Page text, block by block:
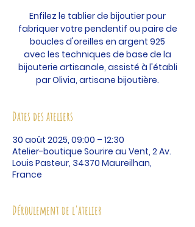
Enfilez le tablier de bijoutier pour
fabriquer votre pendentif ou paire de
boucles d'oreilles en argent 925
avec les techniques de base de la
bijouterie artisanale, assisté à l'établi
par Olivia, artisane bijoutière.
Dates des ateliers
30 août 2025, 09:00 – 12:30
Atelier-boutique Sourire au Vent, 2 Av.
Louis Pasteur, 34370 Maureilhan,
France
Déroulement de l'atelier